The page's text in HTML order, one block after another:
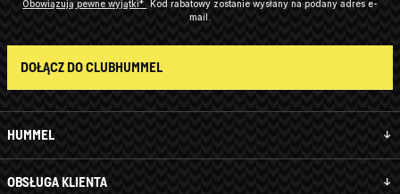
HUMMEL
OBSŁUGA KLIENTA
Obowiązują pewne wyjątki* Kod rabatowy zostanie wysłany na podany adres e-
mail.
DOŁĄCZ DO CLUBHUMMEL